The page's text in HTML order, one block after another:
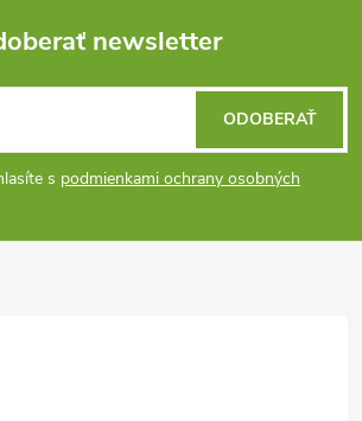
newsletter
s podmienkami ochrany osobných
ODOBERAŤ